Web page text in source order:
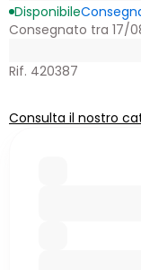
Disponibile
Consegnato tra 17/
Rif. 420387
Consulta il nostro